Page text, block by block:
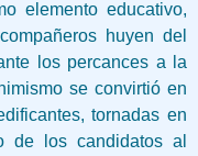
elemento educativo,
huyen del
los percances a la
se convirtió en
tornadas en
de los candidatos al